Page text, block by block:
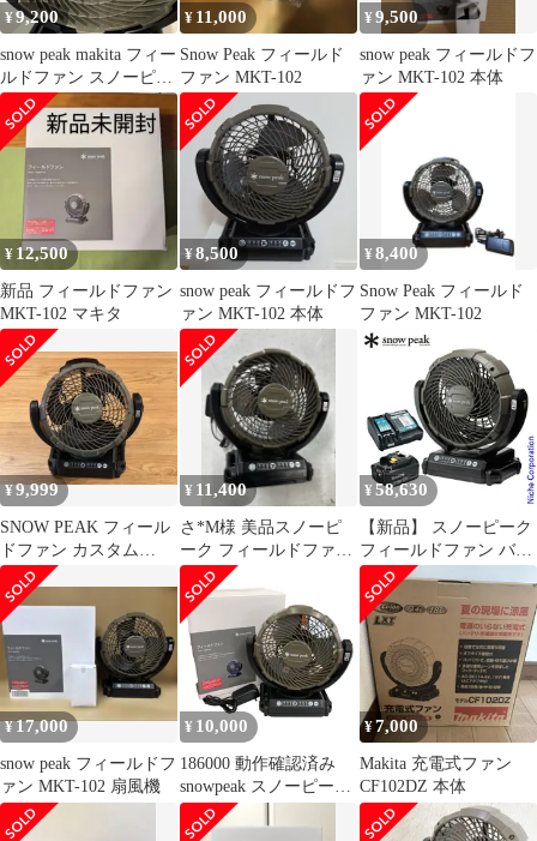
¥9,200
snow peak makita フィー
ルドファン スノーピー
ク マキタ 扇風機
¥ 11,000
Snow Peak フィールド
ファン MKT-102
¥9,500
snow peak フィールドフ
ァン MKT-102 本体
¥ 12,500
新品 フィールドファン
MKT-102 マキタ
¥8,500
snow peak フィールドフ
ァン MKT-102 本体
¥8,400
Snow Peak フィールド
ファン MKT-102
¥9,999
SNOW PEAK フィール
ドファン カスタム
MAKITA マキタスノー
ピーク
¥ 11,400
さ*M様 美品スノーピ
ーク フィールドファン
MKT-102扇風機 マキ
タ 18
¥ 58,630
【新品】 スノーピーク
フィールドファン バッ
テリー・充電器付き
MKT-102 BL1860B
DC18RF 扇風機 アウト
ドア キャンプ
¥17,000
snow peak フィールドフ
ァン MKT-102 扇風機
¥ 10,000
186000 動作確認済み
snowpeak スノーピーク
フィールドファン
MKT-102 オリーブグリ
¥7,000
Makita 充電式ファン
CF102DZ 本体